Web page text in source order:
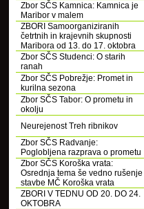
Zbor SČS Kamnica: Kamnica je
Maribor v malem
ZBORI Samoorganiziranih
četrtnih in krajevnih skupnosti
Maribora od 13. do 17. oktobra
Zbor SČS Studenci: O starih
ranah
Zbor SČS Pobrežje: Promet in
kurilna sezona
Zbor SČS Tabor: O prometu in
okolju
Neurejenost Treh ribnikov
Zbor SČS Radvanje:
Poglobljena razprava o prometu
Zbor SČS Koroška vrata:
Osrednja tema še vedno rušenje
stavbe MČ Koroška vrata
ZBORI V TEDNU OD 20. DO 24.
OKTOBRA